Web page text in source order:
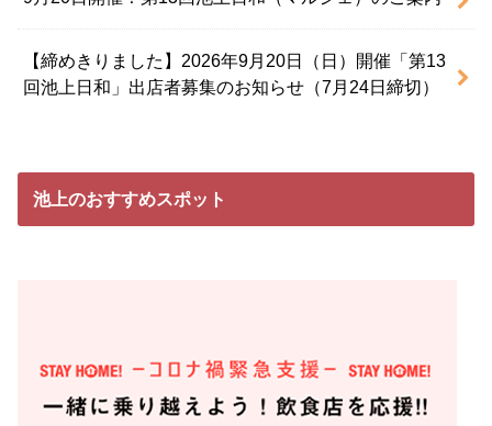
【締めきりました】2026年9月20日（日）開催「第13
回池上日和」出店者募集のお知らせ（7月24日締切）
池上のおすすめスポット